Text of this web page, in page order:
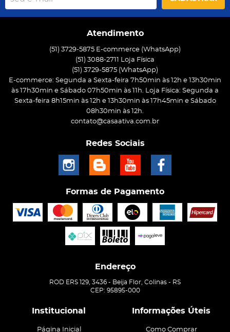
Atendimento
(51) 3729-5875 E-commerce (WhatsApp)
(51) 3088-2711 Loja Física
(51) 3729-5875 (WhatsApp)
E-commerce: Segunda a Sexta-feira 7h50min às 12h e 13h30min
às 17h30min e Sábado 07h50min às 11h. Loja Física: Segunda a
Sexta-feira 8h15min às 12h e 13h30min às 17h45min e Sábado
08h30min às 12h.
contato@casaativa.com.br
Redes Sociais
Formas de Pagamento
Endereço
ROD ERS 129, 3436 - Beija Flor, Colinas - RS
CEP: 95895-000
Institucional
Página Inicial
Informações Úteis
Como Comprar